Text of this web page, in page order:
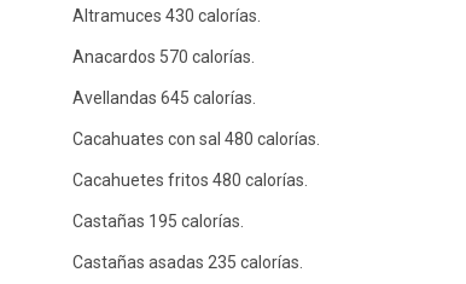
Altramuces 430 calorías.
Anacardos 570 calorías.
Avellandas 645 calorías.
Cacahuates con sal 480 calorías.
Cacahuetes fritos 480 calorías.
Castañas 195 calorías.
Castañas asadas 235 calorías.